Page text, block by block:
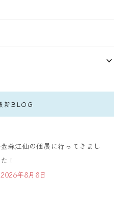
新BLOG
金森江仙の個展に行ってきまし
た！
2026年8月8日